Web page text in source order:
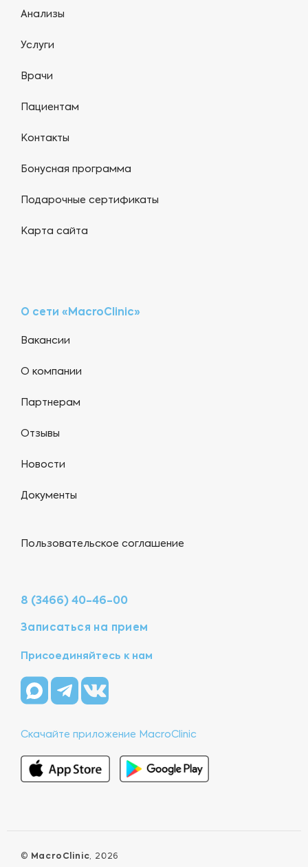
Анализы
Услуги
Врачи
Пациентам
Контакты
Бонусная программа
Подарочные сертификаты
Карта сайта
О сети «MacroClinic»
Вакансии
О компании
Партнерам
Отзывы
Новости
Документы
Пользовательское соглашение
8 (3466) 40-46-00
Записаться на прием
Присоединяйтесь к нам
Скачайте приложение MacroClinic
© MacroClinic, 2026